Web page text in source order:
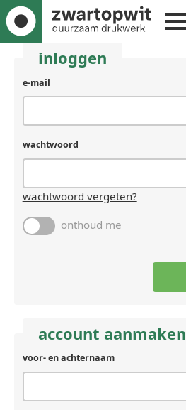
inloggen
e-mail
wachtwoord
wachtwoord vergeten?
onthoud me
account aanmaken
voor- en achternaam
achternaam
(laat